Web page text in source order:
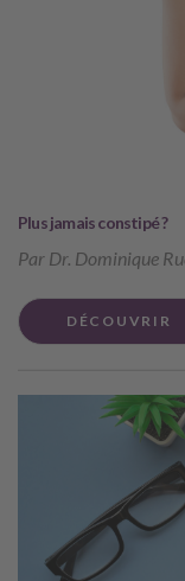
Plus jamais constipé ?
Par Dr. Dominique
DÉCOUVRIR